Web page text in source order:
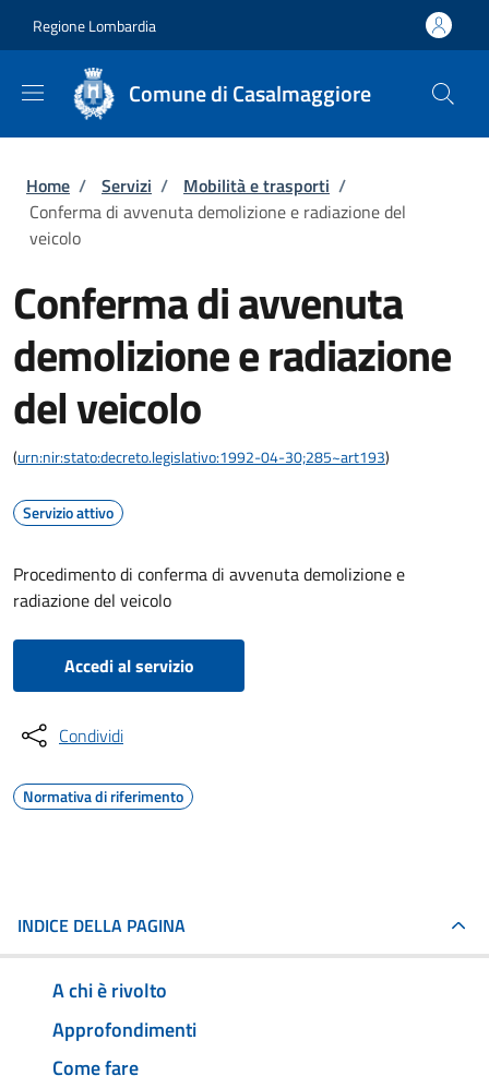
Regione Lombardia
Comune di Casalmaggiore
Briciole di pane
Home / Servizi / Mobilità e trasporti /
Conferma di avvenuta demolizione e radiazione del
veicolo
Conferma di avvenuta
demolizione e radiazione
del veicolo
(urn:nir:stato:decreto.legislativo:1992-04-30;285~art193)
Servizio attivo
Procedimento di conferma di avvenuta demolizione e
radiazione del veicolo
Accedi al servizio
Condividi
Normativa di riferimento
INDICE DELLA PAGINA
A chi è rivolto
Approfondimenti
Come fare